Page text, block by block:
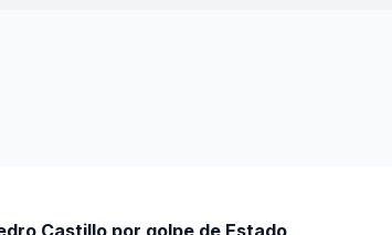
Castillo por golpe de Estado